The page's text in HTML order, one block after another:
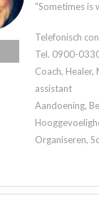
"Sometimes is
Telefonisch
Tel. 0900-
Coach,
assistant
Aandoening,
Organiseren,